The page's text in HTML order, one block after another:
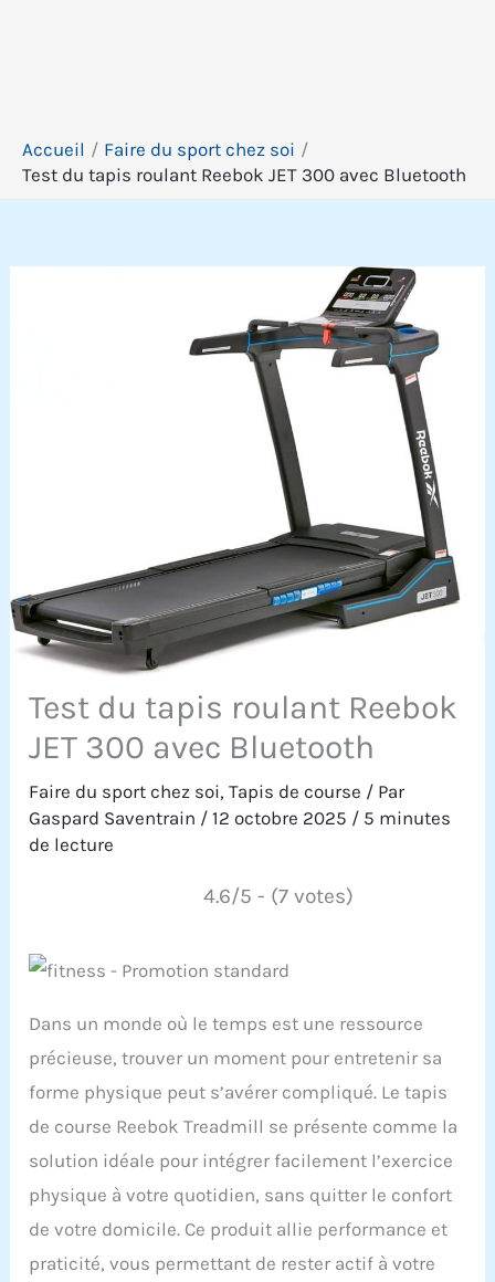
Accueil
Faire du sport chez soi
Test du tapis roulant Reebok JET 300 avec Bluetooth
Test du tapis roulant Reebok
JET 300 avec Bluetooth
Faire du sport chez soi,Tapis de course / Par
Gaspard Saventrain /12 octobre 2025 / 5 minutes
de lecture
4.6/5 - (7 votes)
Dans un monde où le temps est une ressource
précieuse, trouver un moment pour entretenir sa
forme physique peut s’avérer compliqué. Le tapis
de course Reebok Treadmill se présente comme la
solution idéale pour intégrer facilement l’exercice
physique à votre quotidien, sans quitter le confort
de votre domicile. Ce produit allie performance et
praticité, vous permettant de rester actif à votre